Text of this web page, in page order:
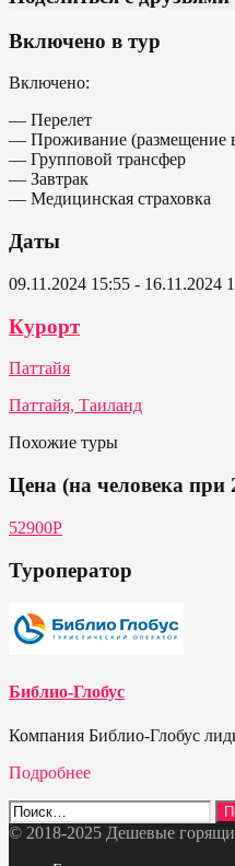
Включено в тур
Включено:
— Перелет
— Проживание (размещение
— Групповой трансфер
— Завтрак
— Медицинская страховка
Даты
09.11.2024 15:55 - 16.11.2024
Курорт
Паттайя
Паттайя, Таиланд
Похожие туры
Цена (на человека при
52900Р
Туроператор
Библио-Глобус
Компания Библио-Глобус
Подробнее
Найти:
© 2018-2025 Дешевые